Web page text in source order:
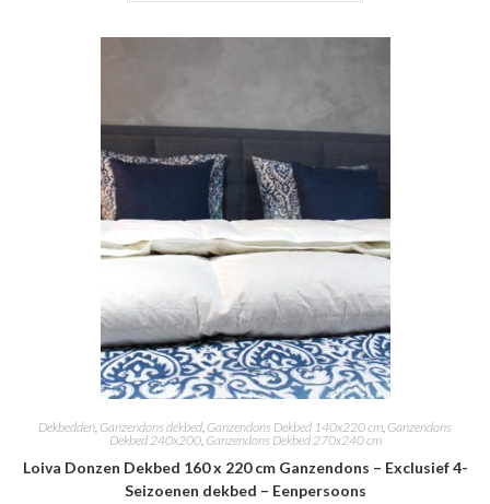
Dekbedden, Ganzendons dekbed, Ganzendons Dekbed 140x220 cm, Ganzendons
Dekbed 240x200, Ganzendons Dekbed 270x240 cm
Loiva Donzen Dekbed 160 x 220 cm Ganzendons – Exclusief 4-
Seizoenen dekbed – Eenpersoons